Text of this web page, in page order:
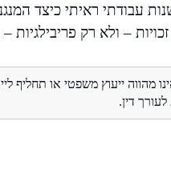
עבודתי ראיתי כיצד
– ולא רק פריבילגיות
מהווה ייעוץ משפטי או תחליף
דין.